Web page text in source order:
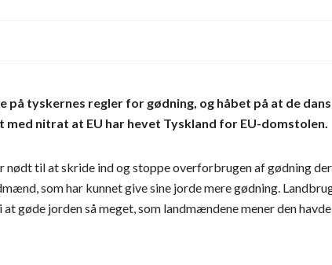
tyskernes regler for gødning, og håbet på at de
nitrat at EU har hevet Tyskland for EU-domstolen.
til at skride ind og stoppe overforbrugen af gødning
som har kunnet give sine jorde mere gødning.
gøde jorden så meget, som landmændene mener den